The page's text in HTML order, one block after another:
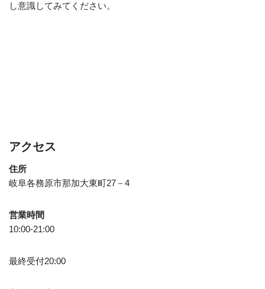
し意識してみてください。
アクセス
住所
岐阜各務原市那加大東町27－4
営業時間
10:00-21:00
最終受付20:00